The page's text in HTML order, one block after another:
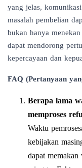
yang jelas,
masalah pembelian
bukan hanya
dapat mendorong
kepercayaan dan
FAQ (Pertanyaan
Berapa lama
memproses
Waktu
kebijakan
dapat memakan